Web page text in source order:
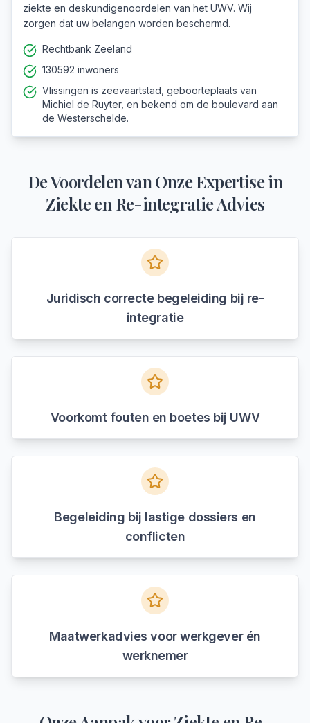
ziekte en deskundigenoordelen van het UWV. Wij
zorgen dat uw belangen worden beschermd.
Rechtbank Zeeland
130592 inwoners
Vlissingen is zeevaartstad, geboorteplaats van
Michiel de Ruyter, en bekend om de boulevard aan
de Westerschelde.
De Voordelen van Onze Expertise in
Ziekte en Re-integratie Advies
Juridisch correcte begeleiding bij re-
integratie
Voorkomt fouten en boetes bij UWV
Begeleiding bij lastige dossiers en
conflicten
Maatwerkadvies voor werkgever én
werknemer